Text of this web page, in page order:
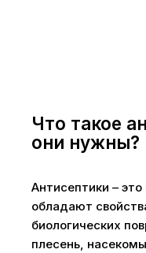
Что такое
они нужны?
Антисептики –
обладают
биологических
плесень,